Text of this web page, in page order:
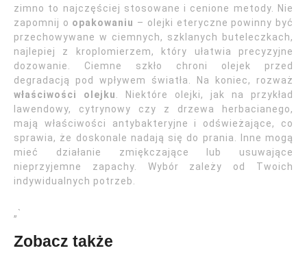
zimno to najczęściej stosowane i cenione metody. Nie
zapomnij o opakowaniu – olejki eteryczne powinny być
przechowywane w ciemnych, szklanych buteleczkach,
najlepiej z kroplomierzem, który ułatwia precyzyjne
dozowanie. Ciemne szkło chroni olejek przed
degradacją pod wpływem światła. Na koniec, rozważ
właściwości olejku
. Niektóre olejki, jak na przykład
lawendowy, cytrynowy czy z drzewa herbacianego,
mają właściwości antybakteryjne i odświeżające, co
sprawia, że doskonale nadają się do prania. Inne mogą
mieć działanie zmiękczające lub usuwające
nieprzyjemne zapachy. Wybór zależy od Twoich
indywidualnych potrzeb.
„`
Zobacz także